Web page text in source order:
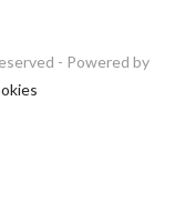
- Powered by